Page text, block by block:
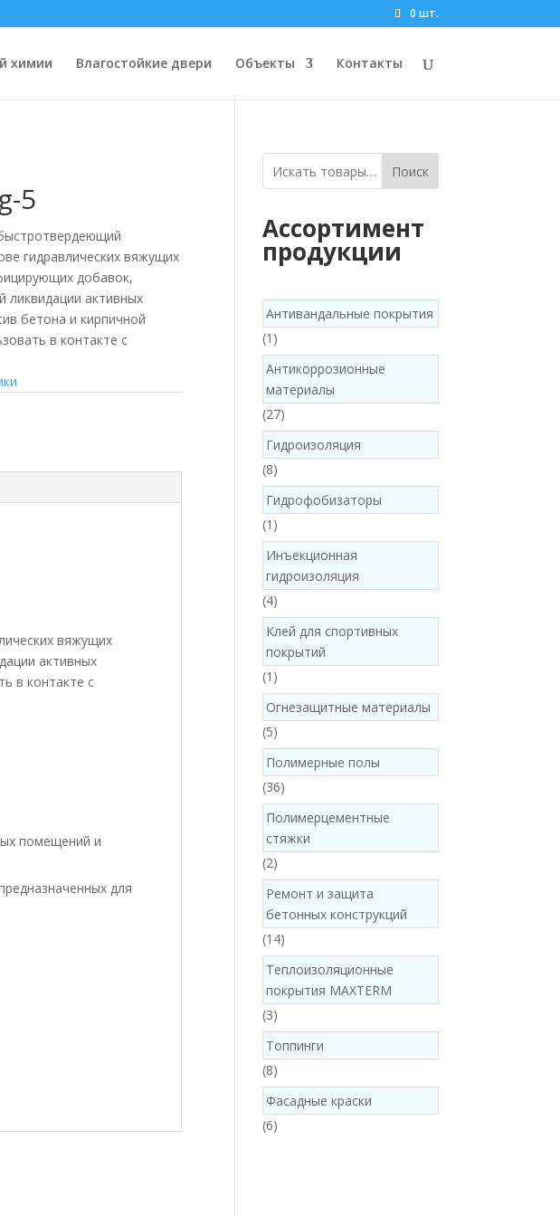
0 шт.
химии Влагостойкие двери Объекты Контакты
5
гидравлических вяжущих
добавок,
ликвидации активных
бетона и кирпичной
в контакте с
вяжущих
активных
в контакте с
помещений и
для
Поиск
Ассортимент
продукции
Антивандальные покрытия
1 1
product
Антикоррозионные
материалы
2727
products
Гидроизоляция
88
products
Гидрофобизаторы
1 1
product
Инъекционная
гидроизоляция
44
products
Клей для спортивных
покрытий
1 1
product
Огнезащитные материалы
55
products
Полимерные полы
3636
products
Полимерцементные
стяжки
22
products
Ремонт и защита
бетонных конструкций
1414
products
Теплоизоляционные
покрытия MAXTERM
33
products
Топпинги
88
products
Фасадные краски
66